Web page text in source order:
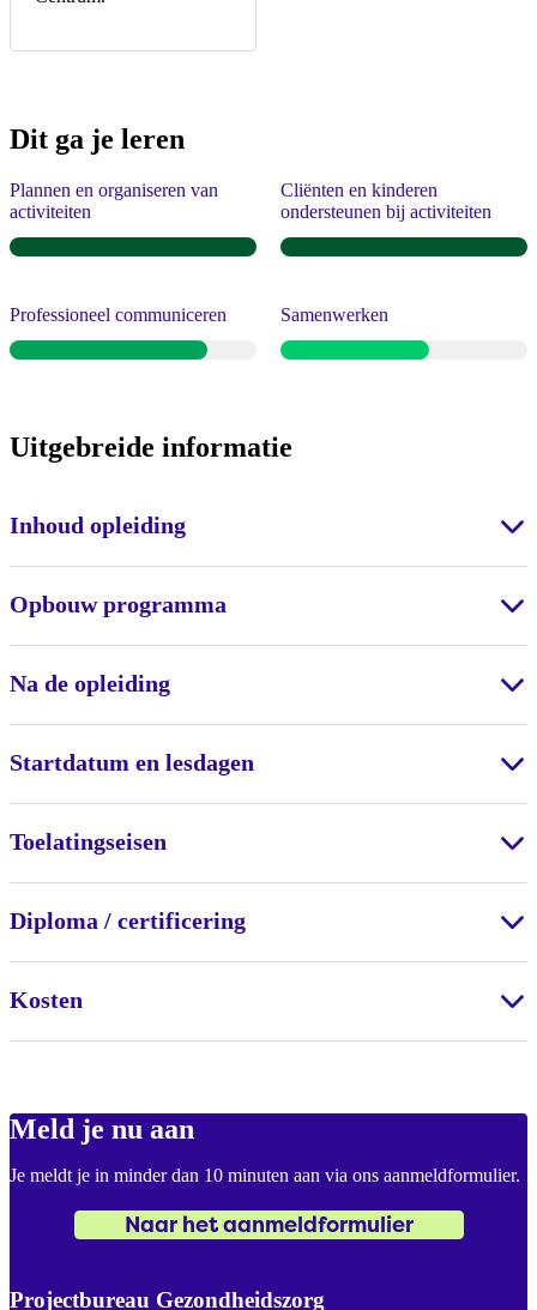
Dit ga je leren
Plannen en organiseren van
activiteiten
Cliënten en kinderen
ondersteunen bij activiteiten
Professioneel communiceren Samenwerken
Uitgebreide informatie
Inhoud opleiding
Opbouw programma
Na de opleiding
Startdatum en lesdagen
Toelatingseisen
Diploma / certificering
Kosten
Meld je nu aan
Je meldt je in minder dan 10 minuten aan via ons aanmeldformulier.
Naar het aanmeldformulier
Projectbureau Gezondheidszorg